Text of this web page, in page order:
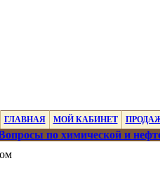
ГЛАВНАЯ МОЙ КАБИНЕТ
по химической и